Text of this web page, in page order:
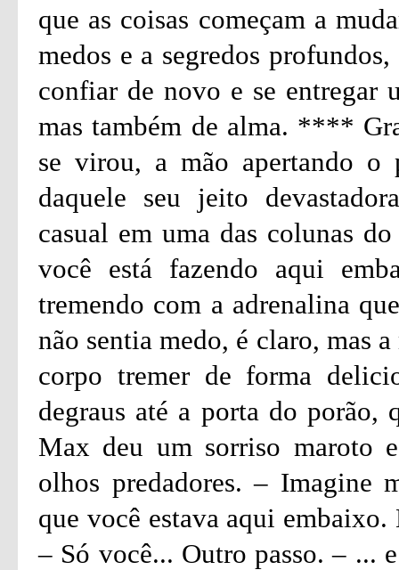
que as coisas começam a
medos e a segredos
confiar de novo e se entregar
mas também de alma. ****
se virou, a mão apertando o
daquele seu jeito
casual em uma das colunas
você está fazendo aqui
tremendo com a adrenalina
não sentia medo, é claro, mas
corpo tremer de forma
degraus até a porta do porão,
Max deu um sorriso maroto
olhos predadores. – Imagine
que você estava aqui
– Só você... Outro passo. – ...